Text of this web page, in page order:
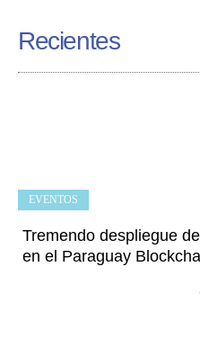
Recientes
Tremendo despliegue
en el Paraguay
EVENTOS